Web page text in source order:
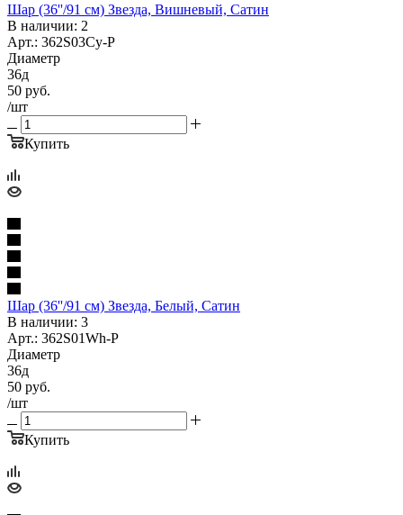
Шар (36''/91 см) Звезда, Вишневый, Сатин
В наличии: 2
Арт.: 362S03Cy-P
Диаметр
36д
50 руб.
/шт
Купить
Шар (36''/91 см) Звезда, Белый, Сатин
В наличии: 3
Арт.: 362S01Wh-P
Диаметр
36д
50 руб.
/шт
Купить